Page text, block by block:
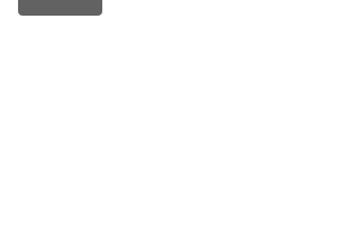
8 (800) 600-40-37